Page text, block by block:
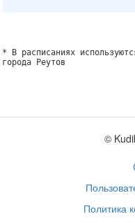
* В расписаниях
города Реутов
©
Политика